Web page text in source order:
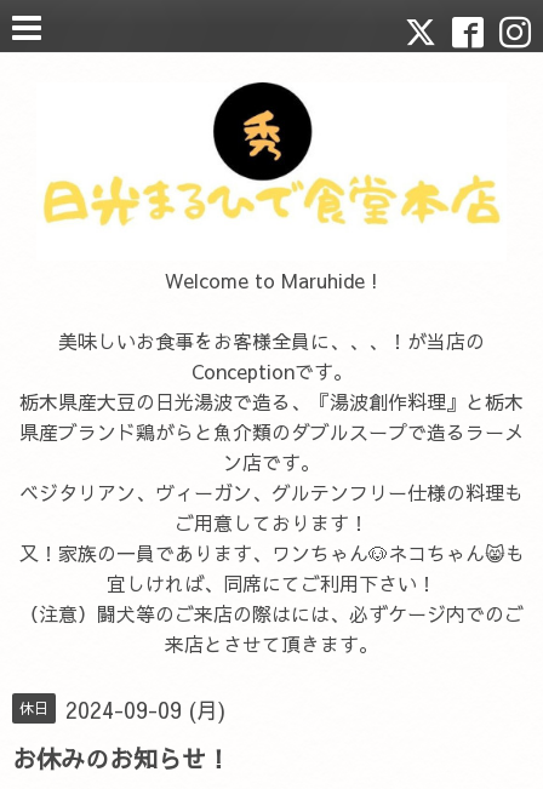
Welcome to Maruhide !
美味しいお食事をお客様全員に、、、！が当店の
Conceptionです。
栃木県産大豆の日光湯波で造る、『湯波創作料理』と栃木
県産ブランド鶏がらと魚介類のダブルスープで造るラーメ
ン店です。
ベジタリアン、ヴィーガン、グルテンフリー仕様の料理も
ご用意しております！
又！家族の一員であります、ワンちゃん🐶ネコちゃん😸も
宜しければ、同席にてご利用下さい！
（注意）闘犬等のご来店の際はには、必ずケージ内でのご
来店とさせて頂きます。
休日 2024-09-09 (月)
お休みのお知らせ！